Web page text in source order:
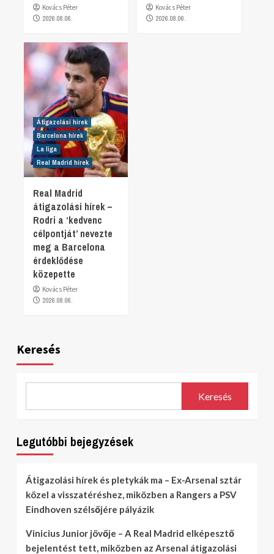
Kovács Péter
2026.08.06.
Kovács Péter
2026.08.06.
Átigazolási hírek
Barcelona hírek
La liga
Real Madrid hírek
Real Madrid
átigazolási hírek –
Rodri a ‘kedvenc
célpontját’ nevezte
meg a Barcelona
érdeklődése
közepette
Kovács Péter
2026.08.06.
Keresés
Keresés
Legutóbbi bejegyzések
Átigazolási hírek és pletykák ma – Ex-Arsenal sztár
közel a visszatéréshez, miközben a Rangers a PSV
Eindhoven szélsőjére pályázik
Vinicius Junior jövője – A Real Madrid elképesztő
bejelentést tett, miközben az Arsenal átigazolási